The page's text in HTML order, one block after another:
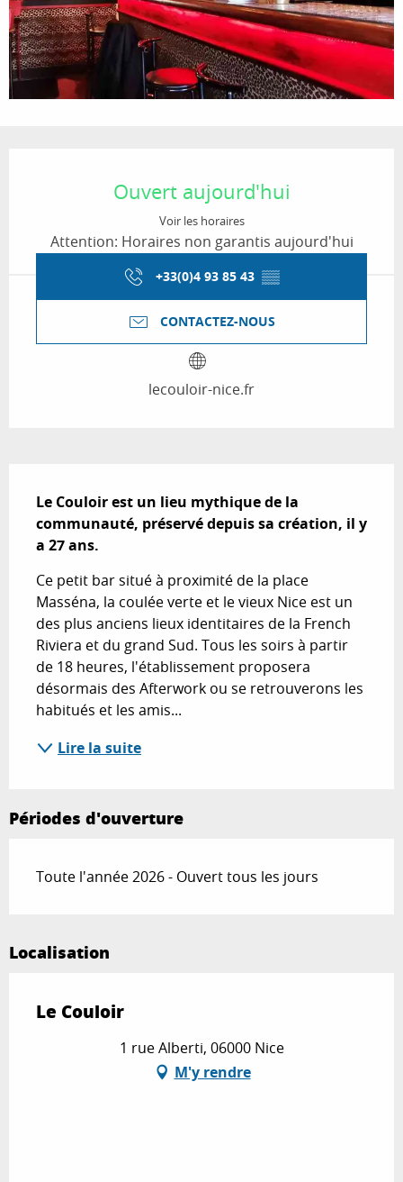
Ouvert aujourd'hui
Voir les horaires
Attention: Horaires non garantis aujourd'hui
+33(0)4 93 85 43 ▒▒
CONTACTEZ-NOUS
lecouloir-nice.fr
Le Couloir est un lieu mythique de la
communauté, préservé depuis sa création, il y
a 27 ans.
Ce petit bar situé à proximité de la place
Masséna, la coulée verte et le vieux Nice est un
des plus anciens lieux identitaires de la French
Riviera et du grand Sud. Tous les soirs à partir
de 18 heures, l'établissement proposera
désormais des Afterwork ou se retrouverons les
habitués et les amis...
Lire la suite
Périodes d'ouverture
Toute l'année 2026 - Ouvert tous les jours
Localisation
Le Couloir
1 rue Alberti, 06000 Nice
M'y rendre